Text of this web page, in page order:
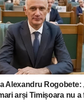
Alexandru Rogobete:
arși Timișoara nu a